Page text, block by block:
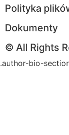
Polityka
Dokumenty
© All Rights
.author-bio-